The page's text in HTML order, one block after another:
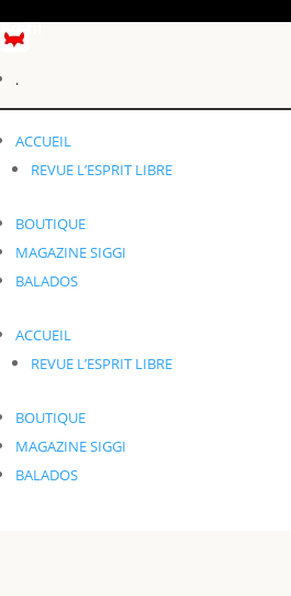
Profil
.
Éléments 0
.
ACCUEIL
REVUE L’ESPRIT LIBRE
BOUTIQUE
MAGAZINE SIGGI
BALADOS
ACCUEIL
REVUE L’ESPRIT LIBRE
BOUTIQUE
MAGAZINE SIGGI
BALADOS